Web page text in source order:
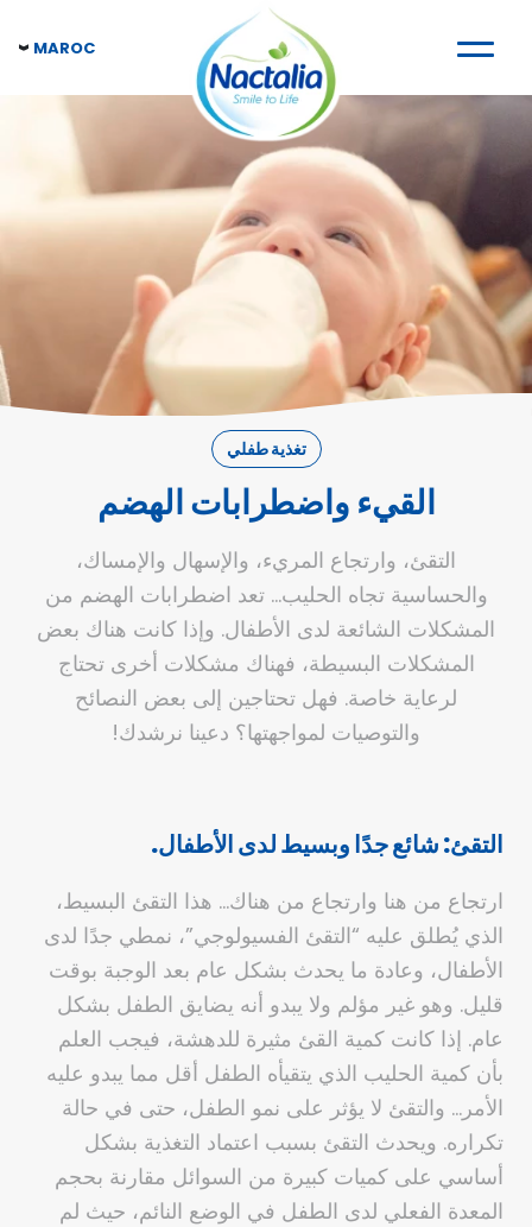
MAROC
تغذية طفلي
القيء واضطرابات الهضم
التقئ، وارتجاع المريء، والإسهال والإمساك،
والحساسية تجاه الحليب… تعد اضطرابات الهضم من
المشكلات الشائعة لدى الأطفال. وإذا كانت هناك بعض
المشكلات البسيطة، فهناك مشكلات أخرى تحتاج
لرعاية خاصة. فهل تحتاجين إلى بعض النصائح
والتوصيات لمواجهتها؟ دعينا نرشدك!
التقئ: شائع جدًا وبسيط لدى الأطفال.
ارتجاع من هنا وارتجاع من هناك… هذا التقئ البسيط،
الذي يُطلق عليه “التقئ الفسيولوجي”، نمطي جدًا لدى
الأطفال، وعادة ما يحدث بشكل عام بعد الوجبة بوقت
قليل. وهو غير مؤلم ولا يبدو أنه يضايق الطفل بشكل
عام. إذا كانت كمية القئ مثيرة للدهشة، فيجب العلم
بأن كمية الحليب الذي يتقيأه الطفل أقل مما يبدو عليه
الأمر… والتقئ لا يؤثر على نمو الطفل، حتى في حالة
تكراره. ويحدث التقئ بسبب اعتماد التغذية بشكل
أساسي على كميات كبيرة من السوائل مقارنة بحجم
المعدة الفعلي لدى الطفل في الوضع النائم، حيث لم